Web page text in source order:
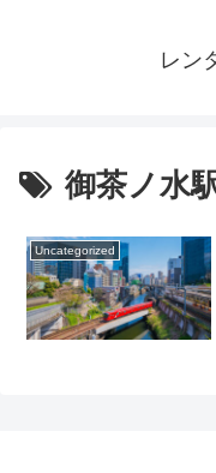
レン
御茶ノ水
Uncategorized